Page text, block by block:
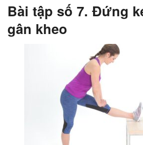
Bài tập số 7. Đứng
gân kheo